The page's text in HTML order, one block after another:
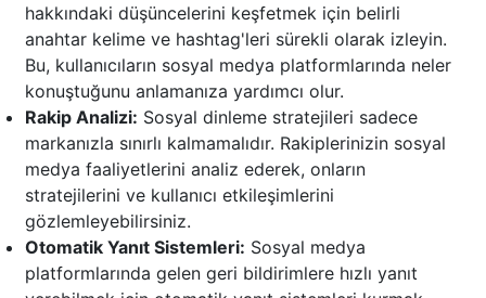
hakkındaki düşüncelerini keşfetmek için belirli
anahtar kelime ve hashtag'leri sürekli olarak izleyin.
Bu, kullanıcıların sosyal medya platformlarında neler
konuştuğunu anlamanıza yardımcı olur.
Rakip Analizi: Sosyal dinleme stratejileri sadece
markanızla sınırlı kalmamalıdır. Rakiplerinizin sosyal
medya faaliyetlerini analiz ederek, onların
stratejilerini ve kullanıcı etkileşimlerini
gözlemleyebilirsiniz.
Otomatik Yanıt Sistemleri: Sosyal medya
platformlarında gelen geri bildirimlere hızlı yanıt